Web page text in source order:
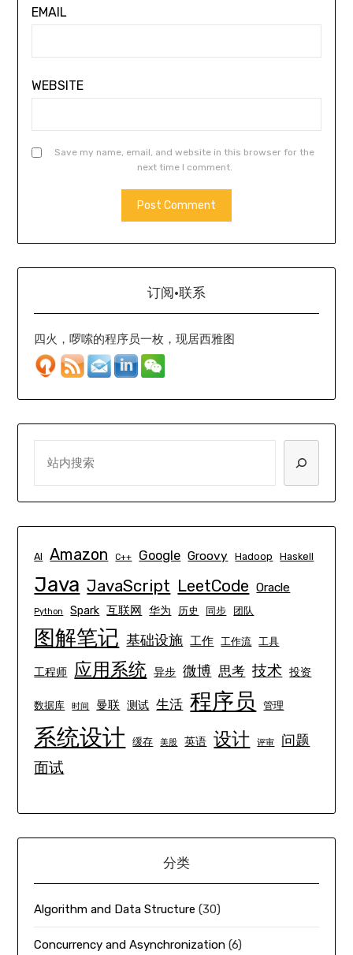
EMAIL
WEBSITE
Save my name, email, and website in this browser for the
next time I comment.
订阅·联系
四火，啰嗦的程序员一枚，现居西雅图
AI Amazon C++ Google Groovy Hadoop Haskell
Java JavaScript LeetCode Oracle
Python Spark 互联网 华为 历史 同步 团队
图解笔记 基础设施 工作 工作流 工具
工程师 应用系统 异步 微博 思考 技术 投资
数据库 时间 曼联 测试 生活 程序员 管理
系统设计 缓存 美股 英语 设计 评审 问题
面试
分类
Algorithm and Data Structure (30)
Concurrency and Asynchronization (6)